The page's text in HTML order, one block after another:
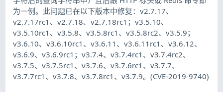
为一例。此问题已在以下版本中修复：v2.7.17、
v2.7.17rc1、v2.7.18、v2.7.18rc1；v3.5.10、
v3.5.10rc1、v3.5.8、v3.5.8rc1、v3.5.8rc2、v3.5.9；
v3.6.10、v3.6.10rc1、v3.6.11、v3.6.11rc1、v3.6.12、
v3.6.9、v3.6.9rc1；v3.7.4、v3.7.4rc1、v3.7.4rc2、
v3.7.5、v3.7.5rc1、v3.7.6、v3.7.6rc1、v3.7.7、
v3.7.7rc1、v3.7.8、v3.7.8rc1、v3.7.9。(CVE-2019-9740)